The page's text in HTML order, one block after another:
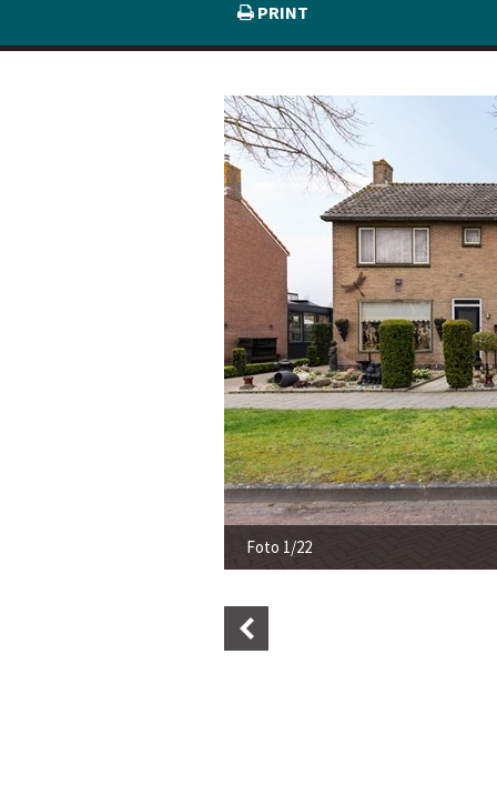
PRINT
Foto 1/22